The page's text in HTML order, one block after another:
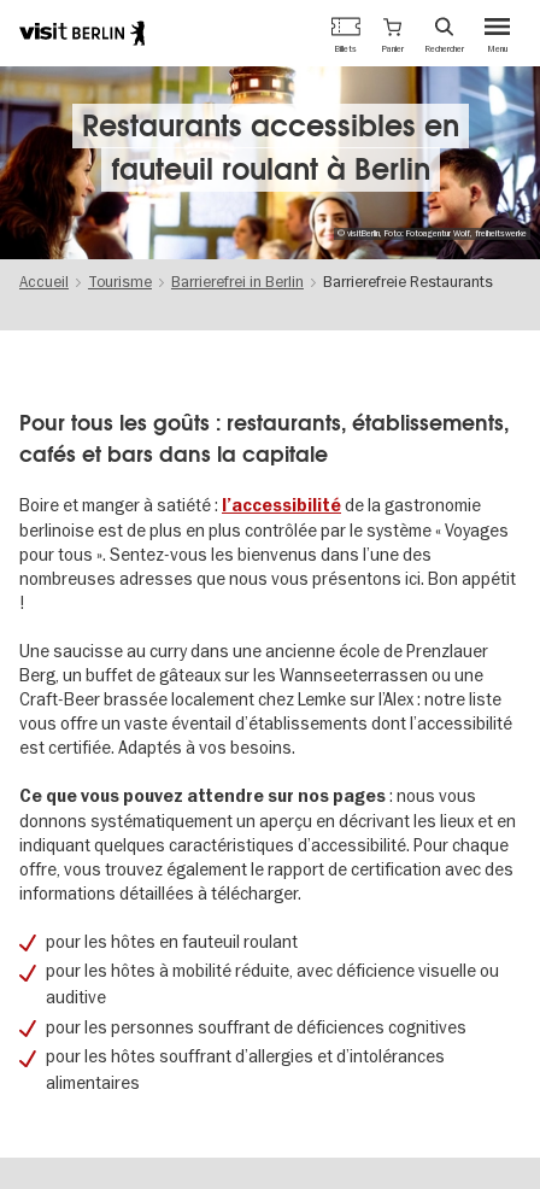
Aller
au
contenu
principal
Portail
officiel
du
tourisme
de
Berlin
Menu
Billets Panier Rechercher
Restaurants accessibles en
fauteuil roulant à Berlin
© visitBerlin, Foto: Fotoagentur Wolf, freiheitswerke
Accueil Tourisme Barrierefrei in Berlin Barrierefreie Restaurants
Pour tous les goûts : restaurants, établissements,
cafés et bars dans la capitale
Boire et manger à satiété : l’accessibilitéde la gastronomie
berlinoise est de plus en plus contrôlée par le système « Voyages
pour tous ». Sentez-vous les bienvenus dans l’une des
nombreuses adresses que nous vous présentons ici. Bon appétit
!
Une saucisse au curry dans une ancienne école de Prenzlauer
Berg, un buffet de gâteaux sur les Wannseeterrassen ou une
Craft-Beer brassée localement chez Lemke sur l’Alex : notre liste
vous offre un vaste éventail d’établissements dont l’accessibilité
est certifiée. Adaptés à vos besoins.
Ce que vous pouvez attendre sur nos pages: nous vous
donnons systématiquement un aperçu en décrivant les lieux et en
indiquant quelques caractéristiques d’accessibilité. Pour chaque
offre, vous trouvez également le rapport de certification avec des
informations détaillées à télécharger.
pour les hôtes en fauteuil roulant
pour les hôtes à mobilité réduite, avec déficience visuelle ou
auditive
pour les personnes souffrant de déficiences cognitives
pour les hôtes souffrant d’allergies et d’intolérances
alimentaires